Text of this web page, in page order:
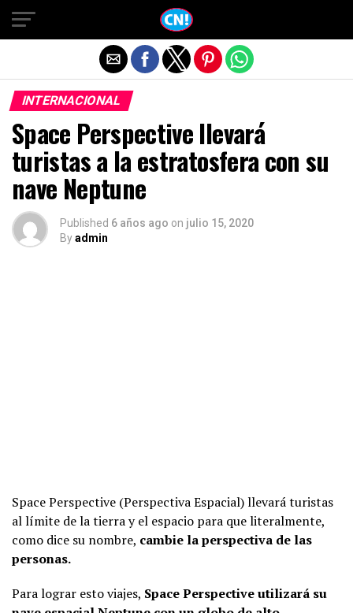
INTERNACIONAL
Space Perspective llevará
turistas a la estratosfera con su
nave Neptune
Published 6 años ago on julio 15, 2020
Byadmin
Space Perspective (Perspectiva Espacial) llevará turistas
al límite de la tierra y el espacio para que literalmente,
como dice su nombre, cambie la perspectiva de las
personas.
Para lograr esto viajes, Space Perspective utilizará su
Salir de la versión móvil